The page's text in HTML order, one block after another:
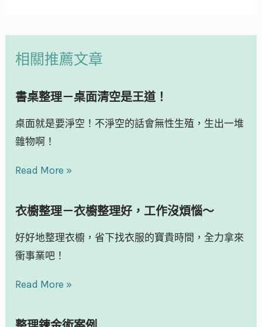
相關推薦文章
書桌整理－桌面清空是王道！
桌面就是要淨空！不淨空的話會無性生殖，生出一堆
雜物啊！
Read More »
衣櫥整理－衣櫥整理好，工作沒煩惱～
好好地整理衣櫥，省下找衣服的寶貴時間，全力拿來
衝事業吧！
Read More »